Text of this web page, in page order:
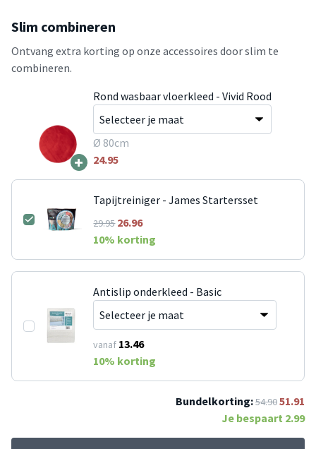
Slim combineren
Ontvang extra korting op onze accessoires door slim te
combineren.
+
Rond wasbaar vloerkleed - Vivid Rood
Ø 80cm
24.95
Tapijtreiniger - James Startersset
29.9526.96
10% korting
Antislip onderkleed - Basic
vanaf 13.46
10% korting
Bundelkorting:54.9051.91
Je bespaart 2.99